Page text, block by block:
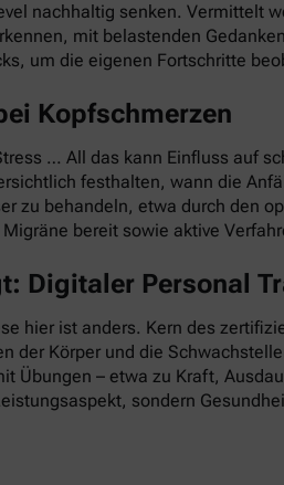
nachhaltig senken. Vermittelt
mit belastenden
um die eigenen Fortschritte
Kopfschmerzen
… All das kann Einfluss auf
festhalten, wann die
zu behandeln, etwa durch den
bereit sowie aktive
Digitaler Personal
hier ist anders. Kern des
der Körper und die
Übungen – etwa zu Kraft,
sondern